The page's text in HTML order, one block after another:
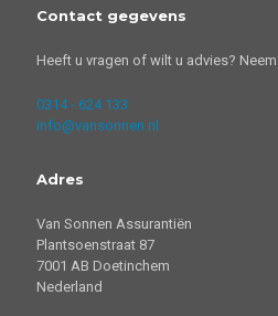
Contact gegevens
Heeft u vragen of wilt u advies?
0314 - 624 133
info@vansonnen.nl
Adres
Van Sonnen Assurantiën
Plantsoenstraat 87
7001 AB Doetinchem
Nederland